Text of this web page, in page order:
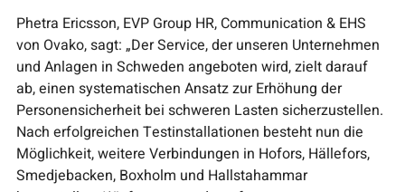
Phetra Ericsson, EVP Group HR, Communication & EHS
von Ovako, sagt: „Der Service, der unseren Unternehmen
und Anlagen in Schweden angeboten wird, zielt darauf
ab, einen systematischen Ansatz zur Erhöhung der
Personensicherheit bei schweren Lasten sicherzustellen.
Nach erfolgreichen Testinstallationen besteht nun die
Möglichkeit, weitere Verbindungen in Hofors, Hällefors,
Smedjebacken, Boxholm und Hallstahammar